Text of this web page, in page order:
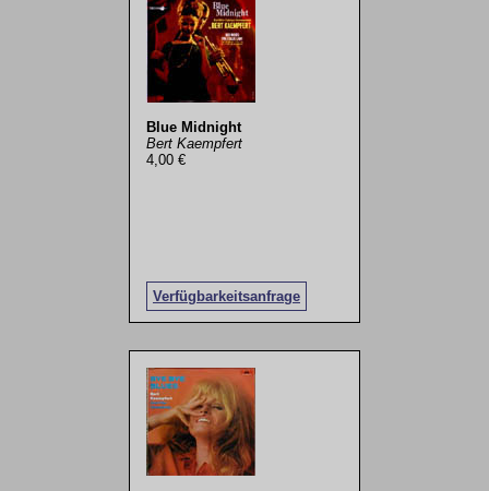
Blue Midnight
Bert Kaempfert
4,00 €
Verfügbarkeitsanfrage